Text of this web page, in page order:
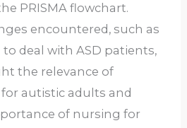
PRISMA flowchart.
encountered, such as
deal with ASD patients,
the relevance of
autistic adults and
of nursing for